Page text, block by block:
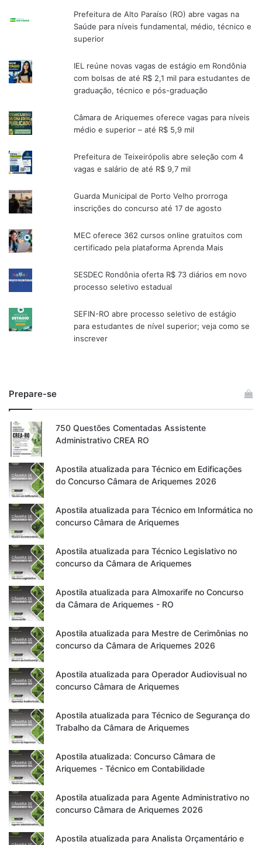
Prefeitura de Alto Paraíso (RO) abre vagas na
Saúde para níveis fundamental, médio, técnico e
superior
IEL reúne novas vagas de estágio em Rondônia
com bolsas de até R$ 2,1 mil para estudantes de
graduação, técnico e pós-graduação
Câmara de Ariquemes oferece vagas para níveis
médio e superior – até R$ 5,9 mil
Prefeitura de Teixeirópolis abre seleção com 4
vagas e salário de até R$ 9,7 mil
Guarda Municipal de Porto Velho prorroga
inscrições do concurso até 17 de agosto
MEC oferece 362 cursos online gratuitos com
certificado pela plataforma Aprenda Mais
SESDEC Rondônia oferta R$ 73 diários em novo
processo seletivo estadual
SEFIN-RO abre processo seletivo de estágio
para estudantes de nível superior; veja como se
inscrever
Prepare-se
750 Questões Comentadas Assistente
Administrativo CREA RO
Apostila atualizada para Técnico em Edificações
do Concurso Câmara de Ariquemes 2026
Apostila atualizada para Técnico em Informática no
concurso Câmara de Ariquemes
Apostila atualizada para Técnico Legislativo no
concurso da Câmara de Ariquemes
Apostila atualizada para Almoxarife no Concurso
da Câmara de Ariquemes - RO
Apostila atualizada para Mestre de Cerimônias no
concurso da Câmara de Ariquemes 2026
Apostila atualizada para Operador Audiovisual no
concurso Câmara de Ariquemes
Apostila atualizada para Técnico de Segurança do
Trabalho da Câmara de Ariquemes
Apostila atualizada: Concurso Câmara de
Ariquemes - Técnico em Contabilidade
Apostila atualizada para Agente Administrativo no
concurso Câmara de Ariquemes 2026
Apostila atualizada para Analista Orçamentário e